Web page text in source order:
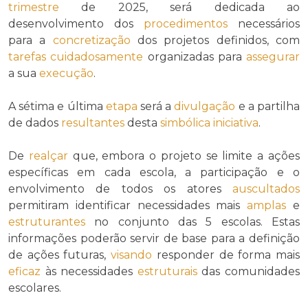
trimestre de 2025, será dedicada ao
desenvolvimento dos procedimentos necessários
para a concretização dos projetos definidos, com
tarefas cuidadosamente organizadas para assegurar
a sua execução.
A sétima e última etapa será adivulgação e a partilha
de dados resultantes desta simbólica iniciativa.
De realçarque, embora o projeto se limite a ações
específicas em cada escola, a participação e o
envolvimento de todos os atores auscultados
permitiram identificar necessidades maisamplas e
estruturantes no conjunto das 5 escolas. Estas
informações poderão servir de base para a definição
de ações futuras,visando responder de forma mais
eficaz às necessidades estruturaisdas comunidades
escolares.